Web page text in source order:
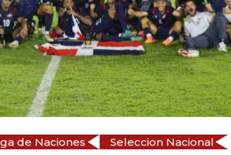
CONCACAF Liga de